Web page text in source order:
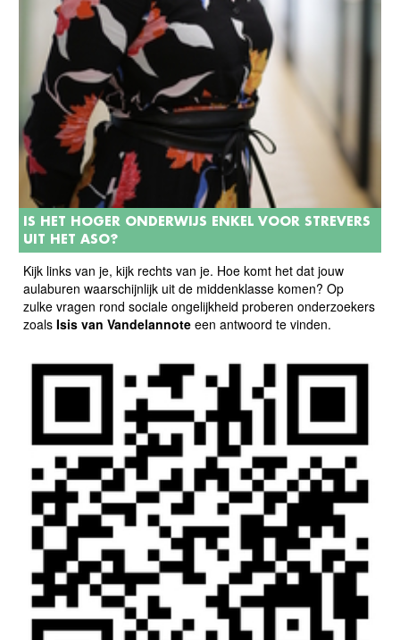
IS HET HOGER ONDERWIJS ENKEL VOOR STREVERS
UIT HET ASO?
Kijk links van je, kijk rechts van je. Hoe komt het dat jouw
aulaburen waarschijnlijk uit de middenklasse komen? Op
zulke vragen rond sociale ongelijkheid proberen onderzoekers
zoals Isis van Vandelannote een antwoord te vinden.